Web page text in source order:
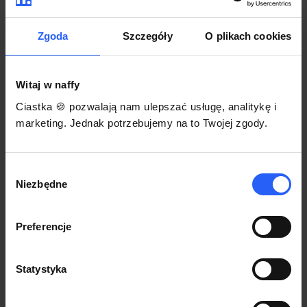
Zgoda Szczegóły O plikach cookies
Witaj w naffy
Ciastka 🍪 pozwalają nam ulepszać usługę, analitykę i
marketing. Jednak potrzebujemy na to Twojej zgody.
zgody
Niezbędne
Preferencje
Statystyka
Korzystaj na dowolnym urządzeniu z
przeglądarką Chrome
Włącz czasową promocję
3
Każdy produkt w naffy ma swój indywidualny link.
gdzie się nim podzielisz z odbiorcami.